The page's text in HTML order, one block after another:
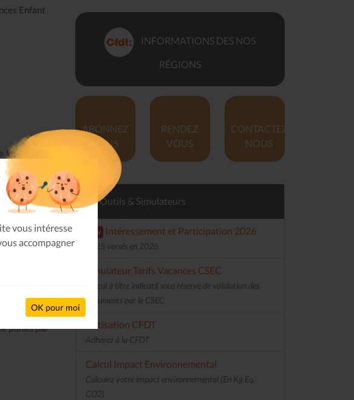
vous intéresse
accompagner
OK pour moi
Enfant
17 et
portés par
INFORMATIONS DES NOS
RÉGIONS
ABONNEZ
VOUS
RENDEZ
VOUS
CONTACTEZ
NOUS
Outils & Simulateurs
new Intéressement et Participation 2026
2025 versés en 2026
Simulateur Tarifs Vacances CSEC
Calcul à titre indicatif sous réserve de validation des
documents par le CSEC
Cotisation CFDT
Adhérez à la CFDT
Calcul Impact Environnemental
Calculez votre impact environnemental (En Kg Eq.
CO2)